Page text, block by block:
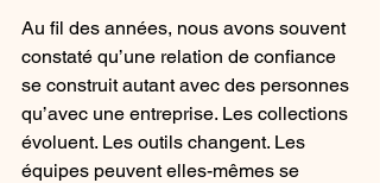
Au fil des années, nous avons souvent
constaté qu’une relation de confiance
se construit autant avec des personnes
qu’avec une entreprise. Les collections
évoluent. Les outils changent. Les
équipes peuvent elles-mêmes se